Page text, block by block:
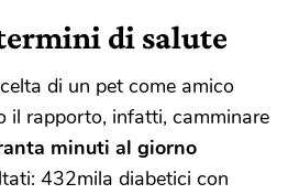
di salute
di un pet come amico
il rapporto, infatti, camminare
minuti al giorno
432mila diabetici con